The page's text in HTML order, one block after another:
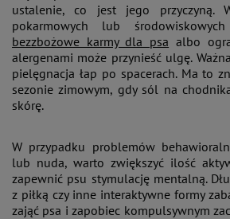
ustalenie, co jest jego przyczyną.
pokarmowych lub
bezzbożowe karmy dla psa albo
alergenami może przynieść ulgę.
pielęgnacja łap po spacerach. Ma to
sezonie zimowym, gdy sól na
skórę​.
W przypadku problemów
lub nuda, warto zwiększyć ilość
zapewnić psu stymulację mentalną.
z piłką czy inne interaktywne formy
zająć psa i zapobiec kompulsywnym